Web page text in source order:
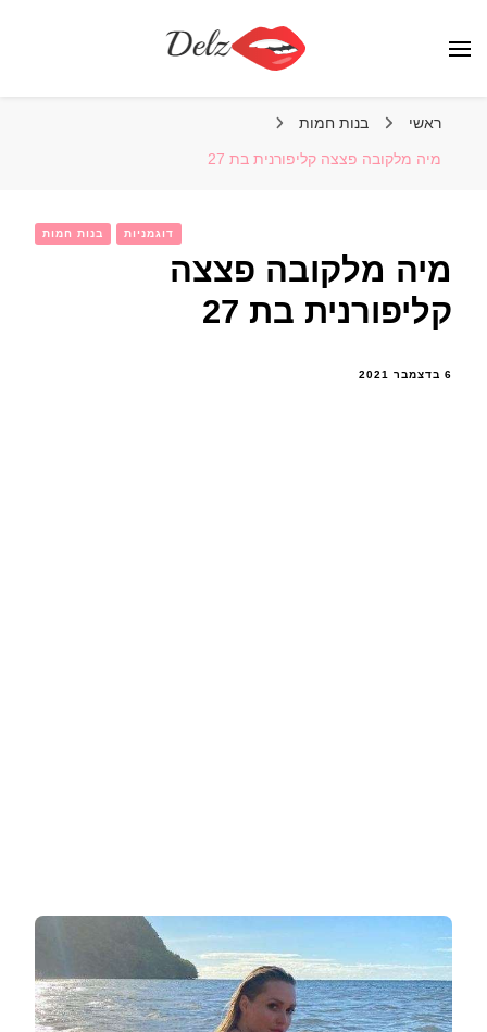
ראשי בנות חמות
מיה מלקובה פצצה קליפורנית בת 27
בנות חמות דוגמניות
מיה מלקובה פצצה
קליפורנית בת 27
6 בדצמבר 2021